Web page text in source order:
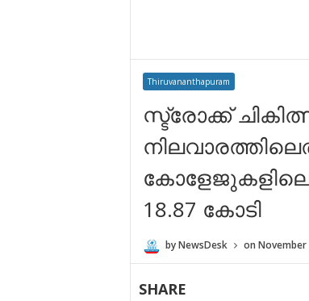
Thiruvananthapuram
സ്ട്രോക്ക്
18.87 കോടി
byNewsDesk on November
SHARE